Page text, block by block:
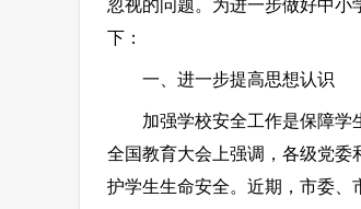
忽视的问题。为进一步做好中
下：
一、进一步提高思想认识
加强学校安全工作是保障学生
全国教育大会上强调，各级党委
护学生生命安全。近期，市委、